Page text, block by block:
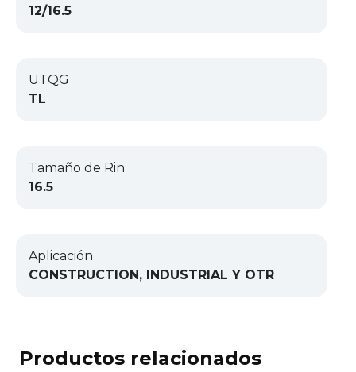
12/16.5
UTQG
TL
Tamaño de Rin
16.5
Aplicación
CONSTRUCTION, INDUSTRIAL Y OTR
Productos relacionados